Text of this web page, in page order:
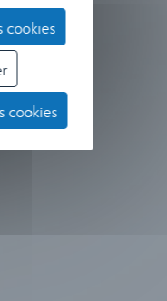
cookies